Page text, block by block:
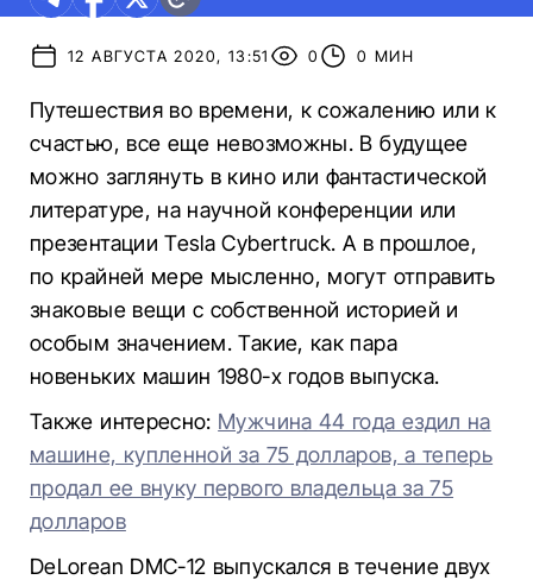
12 АВГУСТА 2020, 13:51 0 0 МИН
Путешествия во времени, к сожалению или к
счастью, все еще невозможны. В будущее
можно заглянуть в кино или фантастической
литературе, на научной конференции или
презентации Tesla Cybertruck. А в прошлое,
по крайней мере мысленно, могут отправить
знаковые вещи с собственной историей и
особым значением. Такие, как пара
новеньких машин 1980-х годов выпуска.
Также интересно: Мужчина 44 года ездил на
машине, купленной за 75 долларов, а теперь
продал ее внуку первого владельца за 75
долларов
DeLorean DMC-12 выпускался в течение двух